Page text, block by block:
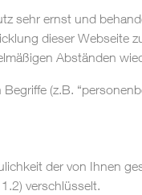
sehr ernst und
dieser Webseite
Abständen
(z.B.
der von Ihnen
verschlüsselt.